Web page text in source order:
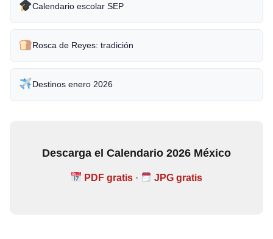
Calendario escolar SEP
Rosca de Reyes: tradición
Destinos enero 2026
Descarga el Calendario 2026 México
PDF gratis · JPG gratis